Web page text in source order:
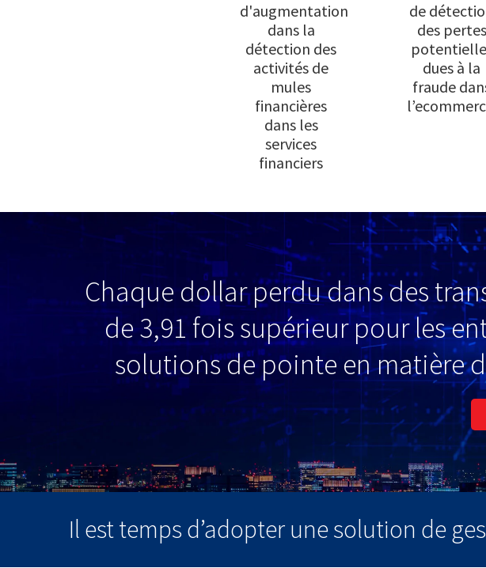
d'augmentation
dans la
détection des
activités de
mules
financières
dans les
services
financiers
de
des pertes
dues à la
fraude
Chaque dollar perdu dans des
de 3,91 fois supérieur pour les
solutions de pointe en matière
Il est temps d’adopter une solution de